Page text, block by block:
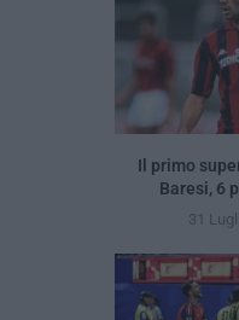
Il primo
Baresi, 6
31